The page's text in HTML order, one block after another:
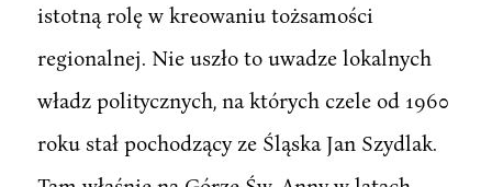
istotną rolę w kreowaniu tożsamości
regionalnej. Nie uszło to uwadze lokalnych
władz politycznych, na których czele od 1960
roku stał pochodzący ze Śląska Jan Szydlak.